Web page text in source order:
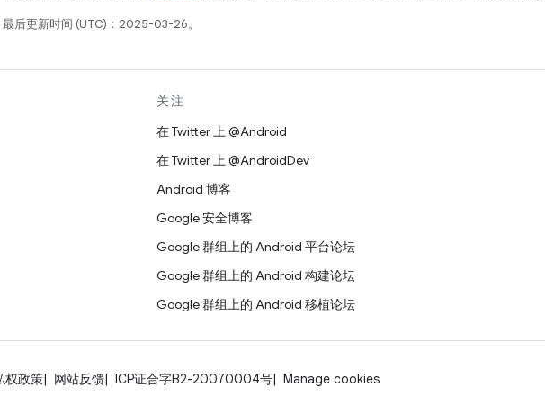
最后更新时间 (UTC)：2025-03-26。
关注
在 Twitter 上 @Android
在 Twitter 上 @AndroidDev
Android 博客
Google 安全博客
Google 群组上的 Android 平台论坛
Google 群组上的 Android 构建论坛
Google 群组上的 Android 移植论坛
权政策 网站反馈 ICP证合字B2-20070004号 Manage cookies